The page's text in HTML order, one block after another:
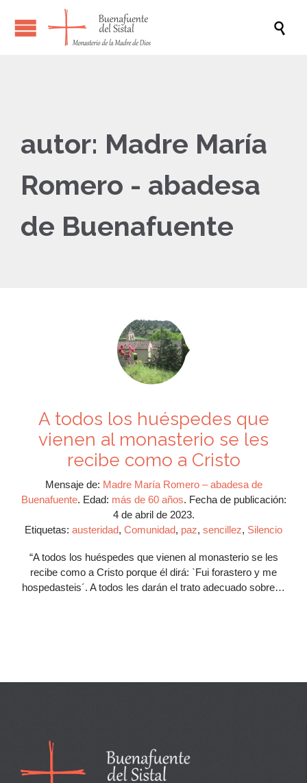

autor: Madre María
Romero - abadesa
de Buenafuente
A todos los huéspedes que
vienen al monasterio se les
recibe como a Cristo
Mensaje de: Madre María Romero – abadesa de
Buenafuente. Edad: más de 60 años. Fecha de publicación:
4 de abril de 2023.
Etiquetas: austeridad, Comunidad, paz, sencillez, Silencio
“A todos los huéspedes que vienen al monasterio se les
recibe como a Cristo porque él dirá: `Fui forastero y me
hospedasteis´. A todos les darán el trato adecuado sobre…